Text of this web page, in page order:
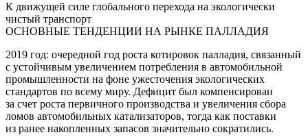
К движущей силе глобального перехода на экологически
чистый транспорт
ОСНОВНЫЕ ТЕНДЕНЦИИ НА РЫНКЕ ПАЛЛАДИЯ
2019 год: очередной год роста котировок палладия, связанный
с устойчивым увеличением потребления в автомобильной
промышленности на фоне ужесточения экологических
стандартов по всему миру. Дефицит был компенсирован
за счет роста первичного производства и увеличения сбора
ломов автомобильных катализаторов, тогда как поставки
из ранее накопленных запасов значительно сократились.